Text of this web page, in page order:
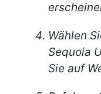
Wählen
Sequoia
Sie auf